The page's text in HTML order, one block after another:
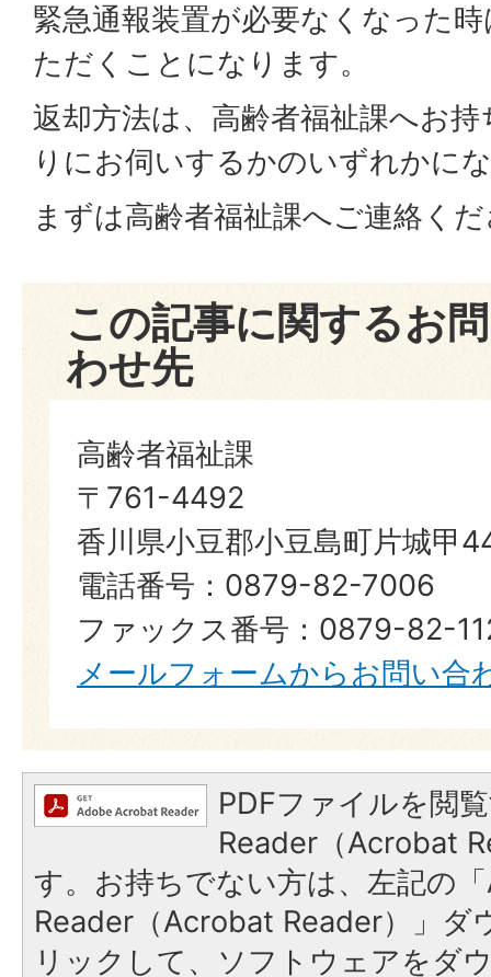
緊急通報装置が必要なくなった
ただくことになります。
返却方法は、高齢者福祉課へお
りにお伺いするかのいずれかに
まずは高齢者福祉課へご連絡く
この記事に関するお
わせ先
高齢者福祉課
〒761-4492
香川県小豆郡小豆島町片城甲
電話番号：0879-82-7006
ファックス番号：0879-82-
メールフォームからお問い合
PDFファイルを閲
Reader（Acrobat
す。お持ちでない方は、左記の
Reader（Acrobat Reader）」ダ
リックして、ソフトウェアをダ